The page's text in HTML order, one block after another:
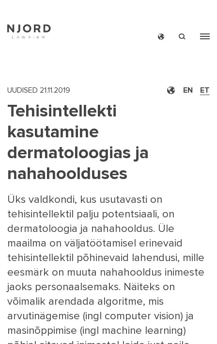
EN ET
UUDISED 21.11.2019
Tehisintellekti
kasutamine
dermatoloogias ja
nahahoolduses
Üks valdkondi, kus usutavasti on
tehisintellektil palju potentsiaali, on
dermatoloogia ja nahahooldus. Üle
maailma on väljatöötamisel erinevaid
tehisintellektil põhinevaid lahendusi, mille
eesmärk on muuta nahahooldus inimeste
jaoks personaalsemaks. Näiteks on
võimalik arendada algoritme, mis
arvutinägemise (ingl computer vision) ja
masinõppimise (ingl machine learning)